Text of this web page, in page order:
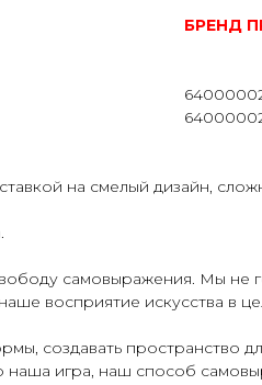
БРЕНД
на смелый дизайн,
самовыражения. Мы не
восприятие искусства в
создавать пространство
игра, наш способ